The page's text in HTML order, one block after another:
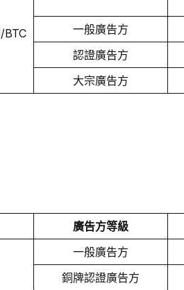
BTC
一般廣告方
認證廣告方
大宗廣告方
廣告方等級
一般廣告方
銅牌認證廣告方